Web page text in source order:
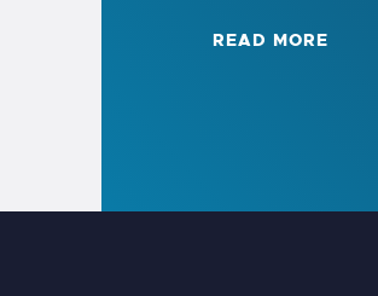
READ MORE